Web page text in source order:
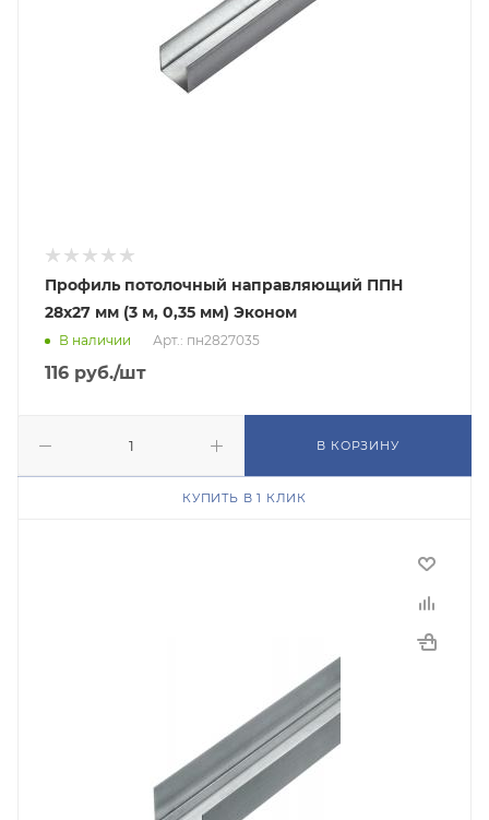
Профиль потолочный направляющий ППН
28х27 мм (3 м, 0,35 мм) Эконом
В наличии Арт.: пн2827035
116 руб./шт
В КОРЗИНУ
КУПИТЬ В 1 КЛИК